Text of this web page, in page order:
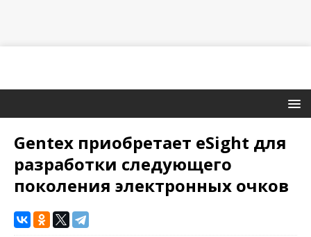
Gentex приобретает eSight для
разработки следующего
поколения электронных очков